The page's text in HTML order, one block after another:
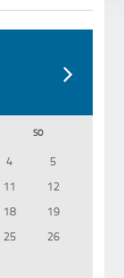
SO
4
5
11
12
18
19
25
26